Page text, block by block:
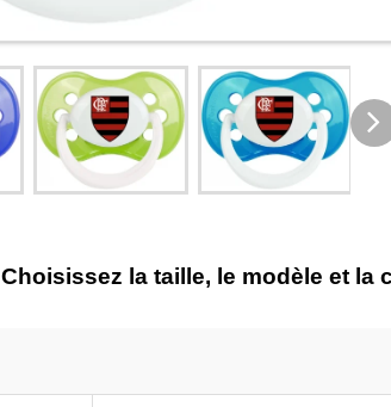
Choisissez la taille, le modèle et